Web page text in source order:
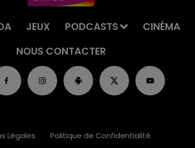
JEUX PODCASTS CINÉMA
NOUS CONTACTER
Légales Politique de Confidentialité